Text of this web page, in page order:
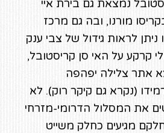
נמצאת גם בירת איי
מורנו, ובה גם מרכז
לראות גידול של צבי ענק
קרקע על האי סן קריסטובל,
אתר צלילה יפהפה
(נקרא גם קיקר רוק). לא
את המסלול הדרומי-מזרחי
מגיעים כחלק משייט